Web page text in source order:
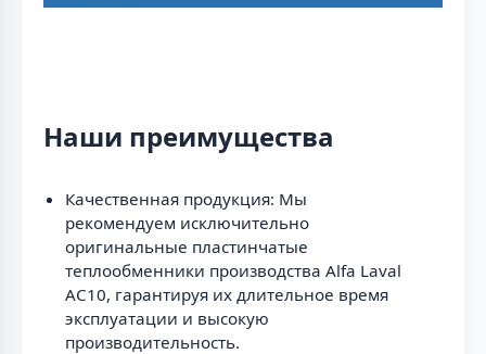
Наши преимущества
Качественная продукция: Мы
рекомендуем исключительно
оригинальные пластинчатые
теплообменники производства Alfa Laval
AC10, гарантируя их длительное время
эксплуатации и высокую
производительность.